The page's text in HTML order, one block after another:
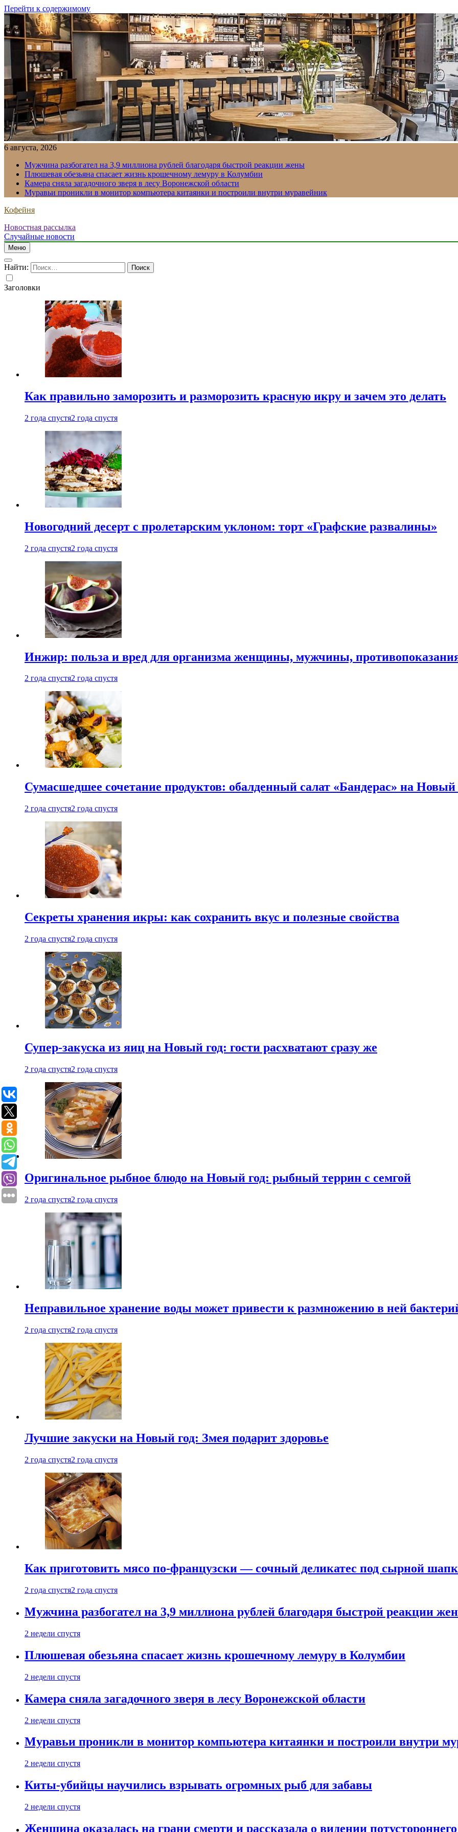
Перейти к содержимому
6 августа, 2026
Мужчина разбогател на 3,9 миллиона рублей благодаря быстрой реакции жены
Плюшевая обезьяна спасает жизнь крошечному лемуру в Колумбии
Камера сняла загадочного зверя в лесу Воронежской области
Муравьи проникли в монитор компьютера китаянки и построили внутри муравейник
Кофейня
Новостная рассылка
Случайные новости
Меню
Найти:
Заголовки
Как правильно заморозить и разморозить красную икру и зачем это делать
2 года спустя2 года спустя
Новогодний десерт с пролетарским уклоном: торт «Графские развалины»
2 года спустя2 года спустя
Инжир: польза и вред для организма женщины, мужчины,
2 года спустя2 года спустя
Сумасшедшее сочетание продуктов: обалденный салат «Бандерас» на Новый
2 года спустя2 года спустя
Секреты хранения икры: как сохранить вкус и полезные свойства
2 года спустя2 года спустя
Супер-закуска из яиц на Новый год: гости расхватают сразу же
2 года спустя2 года спустя
Оригинальное рыбное блюдо на Новый год: рыбный террин с семгой
2 года спустя2 года спустя
Неправильное хранение воды может привести к размножению в ней
2 года спустя2 года спустя
Лучшие закуски на Новый год: Змея подарит здоровье
2 года спустя2 года спустя
Как приготовить мясо по-французски — сочный деликатес под сырной
2 года спустя2 года спустя
Мужчина разбогател на 3,9 миллиона рублей благодаря быстрой реакции
2 недели спустя
Плюшевая обезьяна спасает жизнь крошечному лемуру в Колумбии
2 недели спустя
Камера сняла загадочного зверя в лесу Воронежской области
2 недели спустя
Муравьи проникли в монитор компьютера китаянки и построили внутри
2 недели спустя
Киты-убийцы научились взрывать огромных рыб для забавы
2 недели спустя
Женщина оказалась на грани смерти и рассказала о видении